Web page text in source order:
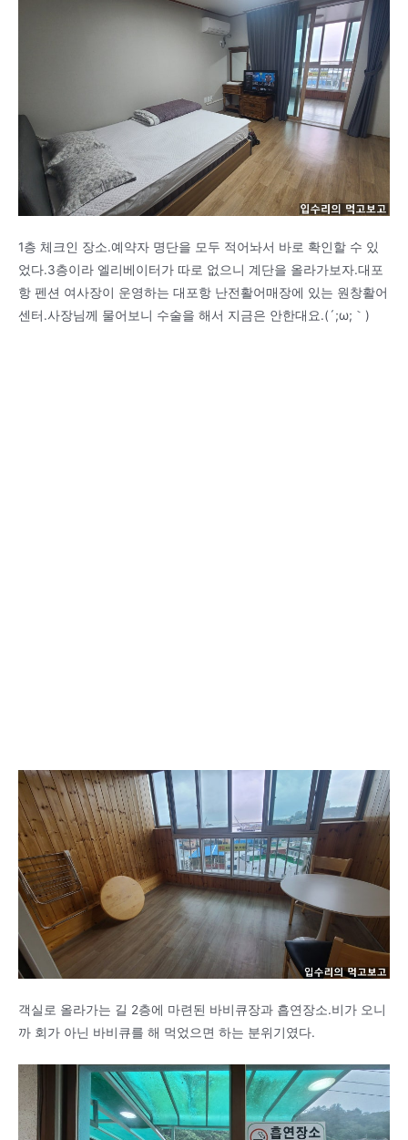
1층 체크인 장소.예약자 명단을 모두 적어놔서 바로 확인할 수 있
었다.3층이라 엘리베이터가 따로 없으니 계단을 올라가보자.대포
항 펜션 여사장이 운영하는 대포항 난전활어매장에 있는 원창활어
센터.사장님께 물어보니 수술을 해서 지금은 안한대요.(´;ω;｀)
객실로 올라가는 길 2층에 마련된 바비큐장과 흡연장소.비가 오니
까 회가 아닌 바비큐를 해 먹었으면 하는 분위기였다.